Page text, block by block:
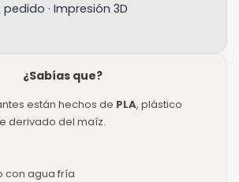
pedido · Impresión 3D
¿Sabías que?
están hechos de PLA, plástico
derivado del maíz.
con agua fría